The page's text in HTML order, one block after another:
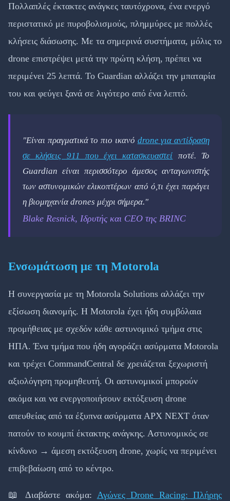
Πολλαπλές έκτακτες ανάγκες ταυτόχρονα, ένα ενεργό
περιστατικό με πυροβολισμούς, πλημμύρες με πολλές
κλήσεις διάσωσης. Με τα σημερινά συστήματα, μόλις το
drone επιστρέψει μετά την πρώτη κλήση, πρέπει να
περιμένει 25 λεπτά. Το Guardian αλλάζει την μπαταρία
του και φεύγει ξανά σε λιγότερο από ένα λεπτό.
"Είναι πραγματικά το πιο ικανό drone για αντίδραση
σε κλήσεις 911 που έχει κατασκευαστεί ποτέ. Το
Guardian είναι περισσότερο άμεσος ανταγωνιστής
των αστυνομικών ελικοπτέρων από ό,τι έχει παράγει
η βιομηχανία drones μέχρι σήμερα."
Blake Resnick, Ιδρυτής και CEO της BRINC
Ενσωμάτωση με τη Motorola
Η συνεργασία με τη Motorola Solutions αλλάζει την
εξίσωση διανομής. Η Motorola έχει ήδη συμβόλαια
προμήθειας με σχεδόν κάθε αστυνομικό τμήμα στις
ΗΠΑ. Ένα τμήμα που ήδη αγοράζει ασύρματα Motorola
και τρέχει CommandCentral δε χρειάζεται ξεχωριστή
αξιολόγηση προμηθευτή. Οι αστυνομικοί μπορούν
ακόμα και να ενεργοποιήσουν εκτόξευση drone
απευθείας από τα έξυπνα ασύρματα APX NEXT όταν
πατούν το κουμπί έκτακτης ανάγκης. Αστυνομικός σε
κίνδυνο → άμεση εκτόξευση drone, χωρίς να περιμένει
επιβεβαίωση από το κέντρο.
📖 Διαβάστε ακόμα: Αγώνες Drone Racing: Πλήρης